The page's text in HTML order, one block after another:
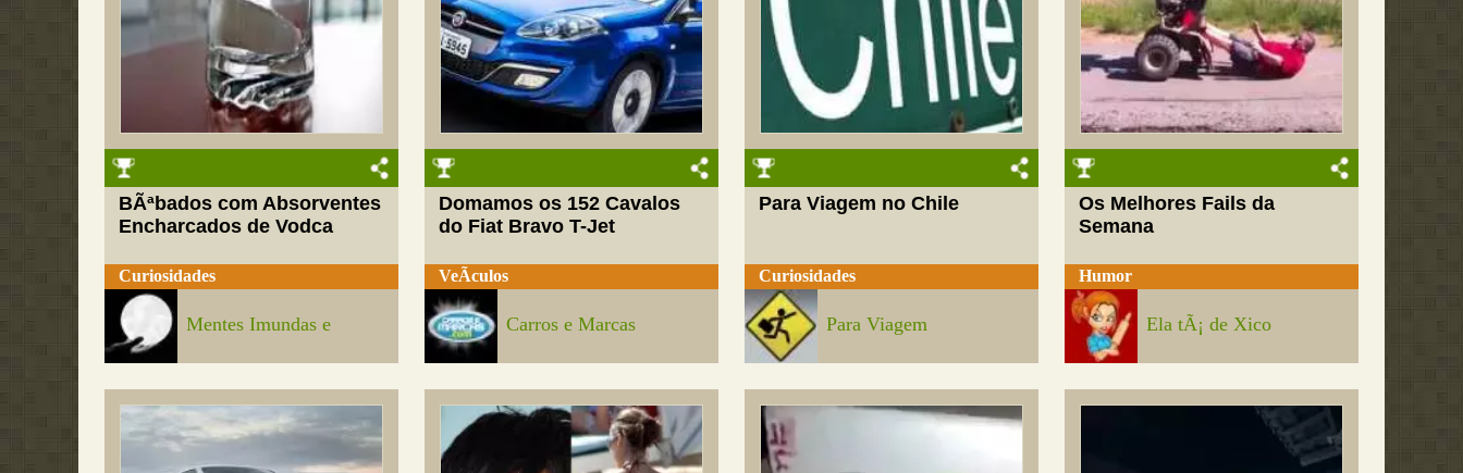
BÃªbados com Absorventes
Encharcados de Vodca
Curiosidades
Mentes Imundas e
Domamos os 152 Cavalos
do Fiat Bravo T-Jet
VeÃ­culos
Carros e Marcas
Para Viagem no Chile
Curiosidades
Para Viagem
Os Melhores Fails da
Semana
Humor
Ela tÃ¡ de Xico